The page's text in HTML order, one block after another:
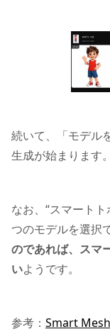
続いて、「モデル
生成が始まります。
なお、“スマート
つのモデルを選択
のであれば、スマ
いようです。
参考： Smart